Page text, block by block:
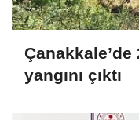
yangını çıktı